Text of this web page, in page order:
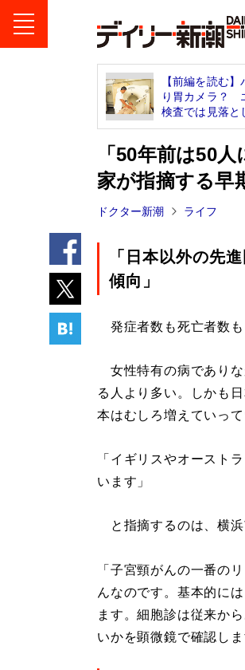
【前編を読む】
り胃カメラ？
検査では見落と
「50年前は50
家が指摘する早
ドクター新潮 ライフ
「日本以外の先
傾向」
発症者数も死亡者数も
女性特有の病でありな
る人より多い。しかも
本はむしろ増えていって
「イギリスやオースト
います」
と指摘するのは、横浜
「子宮頸がんの一番の
んなのです。基本的に
ます。細胞診は従来か
いかを顕微鏡で確認しま